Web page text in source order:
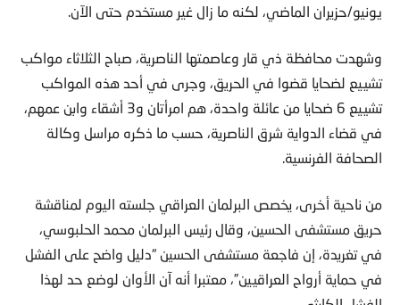
يونيو/حزيران الماضي، لكنه ما زال غير مستخدم حتى الآن.
وشهدت محافظة ذي قار وعاصمتها الناصرية، صباح الثلاثاء مواكب
تشييع لضحايا قضوا في الحريق، وجرى في أحد هذه المواكب
تشييع 6 ضحايا من عائلة واحدة، هم امرأتان و3 أشقاء وابن عمهم،
في قضاء الدواية شرق الناصرية، حسب ما ذكره مراسل وكالة
الصحافة الفرنسية.
من ناحية أخرى، يخصص البرلمان العراقي جلسته اليوم لمناقشة
حريق مستشفى الحسين، وقال رئيس البرلمان محمد الحلبوسي،
في تغريدة، إن فاجعة مستشفى الحسين “دليل واضح على الفشل
في حماية أرواح العراقيين”، معتبرا أنه آن الأوان لوضع حد لهذا